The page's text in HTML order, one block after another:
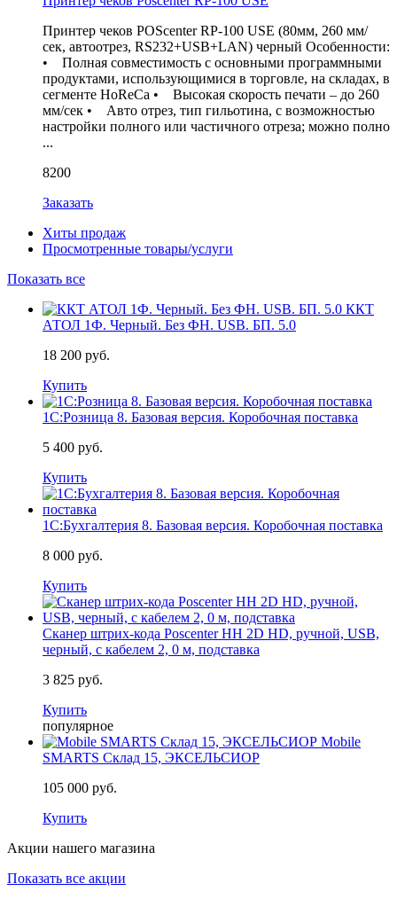
Принтер чеков POScenter RP-100 USE (80мм, 260 мм/
сек, автоотрез, RS232+USB+LAN) черный Особенности:
• Полная совместимость с основными программными
продуктами, использующимися в торговле, на складах, в
сегменте HoReCa • Высокая скорость печати – до 260
мм/сек • Авто отрез, тип гильотина, с возможностью
настройки полного или частичного отреза; можно полно
...
8200
Заказать
Хиты продаж
Просмотренные товары/услуги
Показать все
ККТ
АТОЛ 1Ф. Черный. Без ФН. USB. БП. 5.0
18 200 руб.
Купить
1С:Розница 8. Базовая версия. Коробочная поставка
5 400 руб.
Купить
1С:Бухгалтерия 8. Базовая версия. Коробочная поставка
8 000 руб.
Купить
Сканер штрих-кода Poscenter HH 2D HD, ручной, USB,
черный, с кабелем 2, 0 м, подставка
3 825 руб.
Купить
популярное
Mobile
SMARTS Склад 15, ЭКСЕЛЬСИОР
105 000 руб.
Купить
Акции нашего магазина
Показать все акции